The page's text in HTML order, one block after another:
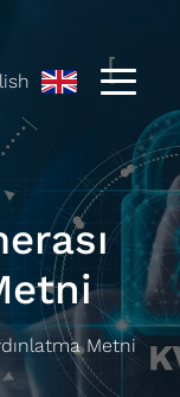
Metni